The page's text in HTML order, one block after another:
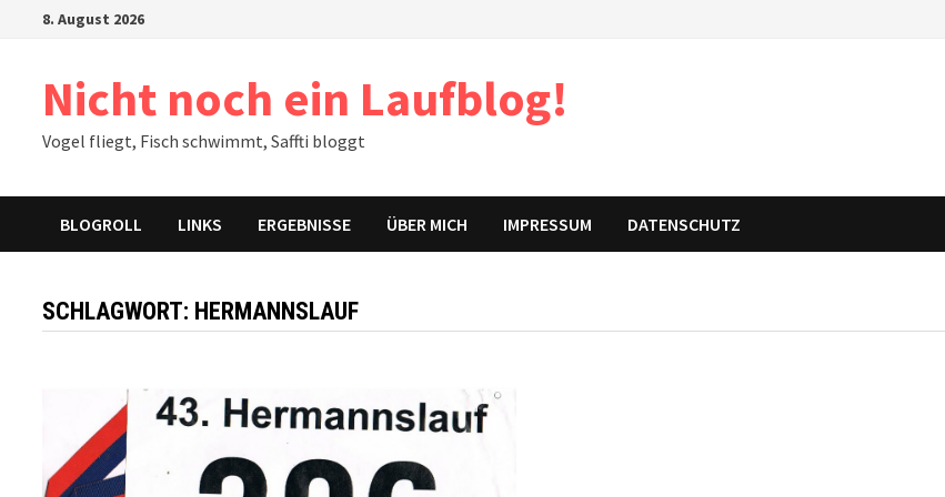
8. August 2026
Nicht noch ein Laufblog!
Vogel fliegt, Fisch schwimmt, Saffti bloggt
BLOGROLL LINKS ERGEBNISSE ÜBER MICH IMPRESSUM DATENSCHUTZ
SCHLAGWORT: HERMANNSLAUF